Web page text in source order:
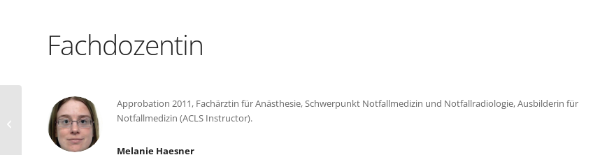
Fachdozentin
Approbation 2011, Fachärztin für Anästhesie, Schwerpunkt Notfallmedizin und Notfallradiologie, Ausbilderin für
Notfallmedizin (ACLS Instructor).
Melanie Haesner
Sachkundenachweis Injektionen